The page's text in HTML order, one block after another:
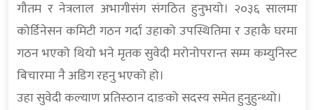
गौतम र नेत्रलाल अभागीसंग संगठित हुनुभयो। २०३६ सालमा
कोर्डिनेसन कमिटी गठन गर्दा उहाको उपस्थितिमा र उहाकै घरमा
गठन भएको थियो भने मृतक सुवेदी मरोनोपरान्त सम्म कम्युनिस्ट
बिचारमा नै अडिग रहनु भएको हो।
उहा सुवेदी कल्याण प्रतिस्ठान दाङको सदस्य समेत हुनुहुन्थ्यो।